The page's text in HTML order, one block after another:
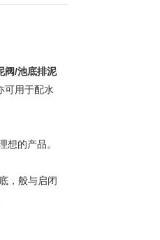
阀/池底排泥
可用于配水
的产品。
，般与启闭